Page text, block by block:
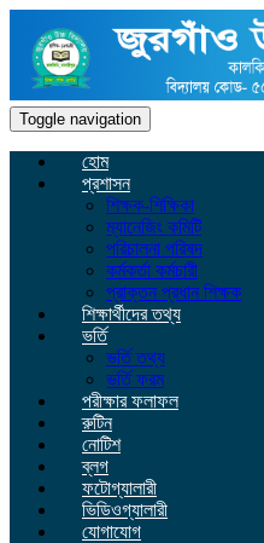
Toggle navigation
হোম
প্রশাসন
শিক্ষক-শিক্ষিকা
ম্যানেজিং কমিটি
পরিচালনা পরিষদ
কর্মকর্তা কর্মচারী
প্রাক্তন প্রধান শিক্ষক
শিক্ষার্থীদের তথ্য
ভর্তি
ভর্তি তথ্য
ভর্তি ফরম
পরীক্ষার ফলাফল
রুটিন
নোটিশ
ব্লগ
ফটোগ্যালারী
ভিডিওগ্যালারী
যোগাযোগ